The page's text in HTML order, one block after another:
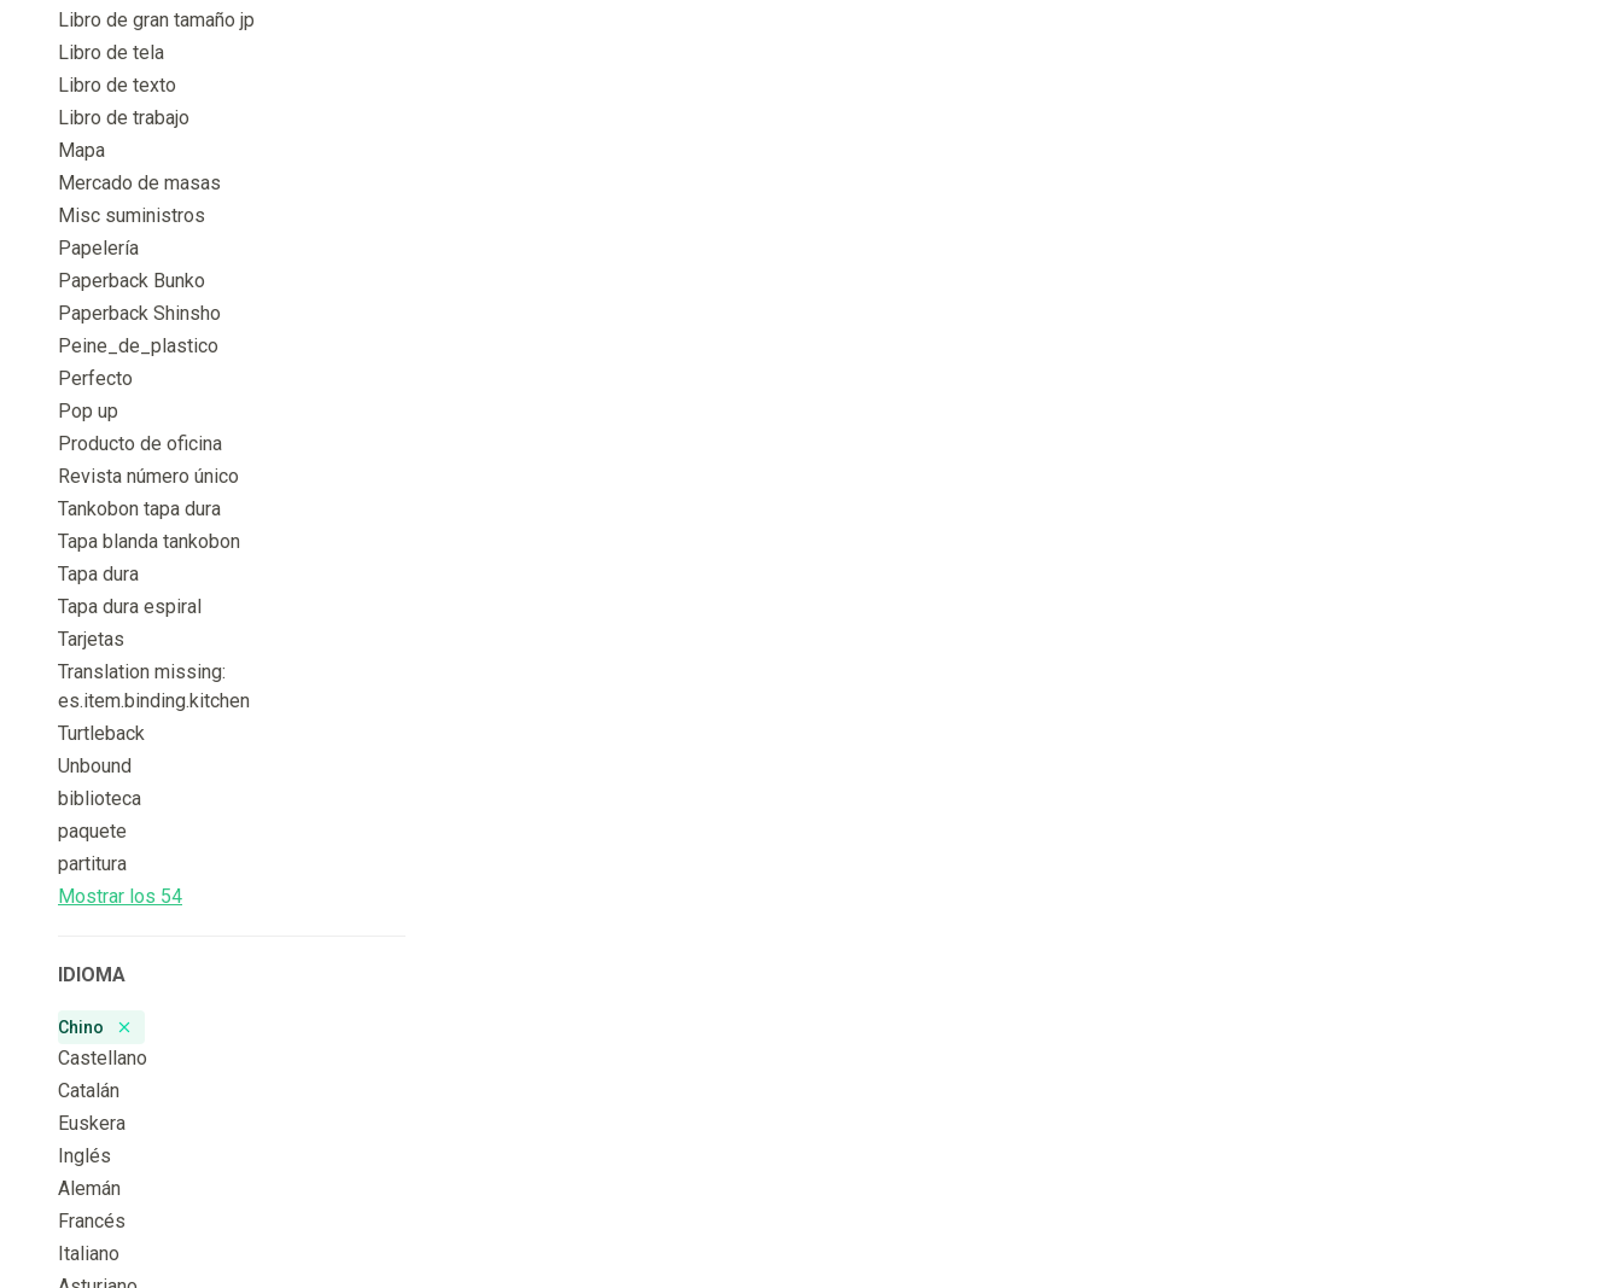
Libro de gran tamaño jp
Libro de tela
Libro de texto
Libro de trabajo
Mapa
Mercado de masas
Misc suministros
Papelería
Paperback Bunko
Paperback Shinsho
Peine_de_plastico
Perfecto
Pop up
Producto de oficina
Revista número único
Tankobon tapa dura
Tapa blanda tankobon
Tapa dura
Tapa dura espiral
Tarjetas
Translation missing:
es.item.binding.kitchen
Turtleback
Unbound
biblioteca
paquete
partitura
Mostrar los 54
IDIOMA
Chino
Remove badge
Castellano
Catalán
Euskera
Inglés
Alemán
Francés
Italiano